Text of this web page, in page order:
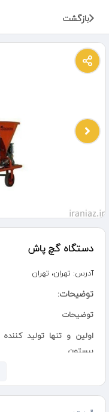
بازگشت
دستگاه گچ پاش
آدرس: تهران، تهران
توضیحات:
توضیحات
اولین و تنها تولید
بیستون